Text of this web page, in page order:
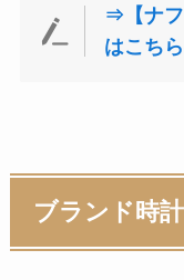
⇒【ナフ
はこちら
ブランド時